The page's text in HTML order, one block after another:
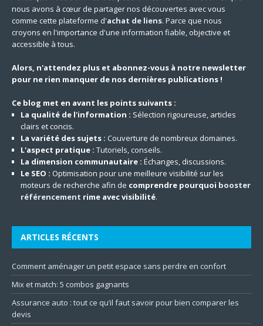
nous avons à cœur de partager nos découvertes avec vous
comme cette plateforme d'achat de liens. Parce que nous
croyons en l'importance d'une information fiable, objective et
accessible à tous.
Alors, n'attendez plus et abonnez-vous à notre newsletter
pour ne rien manquer de nos dernières publications !
Ce blog met en avant les points suivants :
La qualité de l'information : Sélection rigoureuse, articles
clairs et concis.
La variété des sujets : Couverture de nombreux domaines.
L'aspect pratique : Tutoriels, conseils.
La dimension communautaire : Échanges, discussions.
Le SEO : Optimisation pour une meilleure visibilité sur les
moteurs de recherche afin de comprendre pourquoi booster
référencement rime avec visibilité.
ARTICLES RÉCENTS
Comment aménager un petit espace sans perdre en confort
Mix et match: 5 combos gagnants
Assurance auto : tout ce qu’il faut savoir pour bien comparer les
devis